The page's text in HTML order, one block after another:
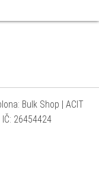
Bulk Shop | ACIT
26454424